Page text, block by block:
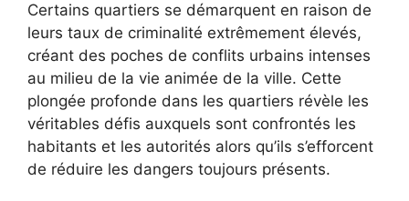
Certains quartiers se démarquent en raison de
leurs taux de criminalité extrêmement élevés,
créant des poches de conflits urbains intenses
au milieu de la vie animée de la ville. Cette
plongée profonde dans les quartiers révèle les
véritables défis auxquels sont confrontés les
habitants et les autorités alors qu’ils s’efforcent
de réduire les dangers toujours présents.